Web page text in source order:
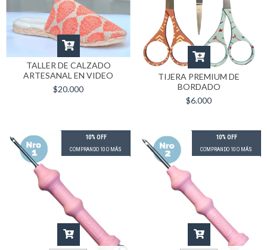
TALLER DE CALZADO
ARTESANAL EN VIDEO
$20.000
TIJERA PREMIUM DE
BORDADO
$6.000
10% OFF
COMPRANDO 10 O MÁS
10% OFF
COMPRANDO 10 O MÁS